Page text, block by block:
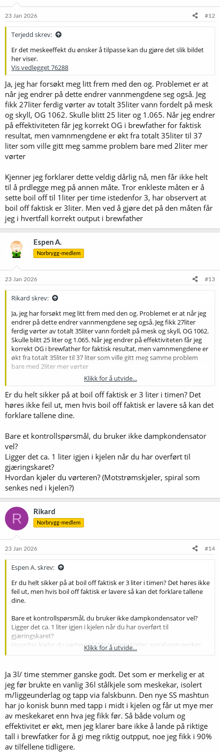
23 Jan 2026 #12
Terjedd skrev:
Er det meskeeffekt du ønsker å tilpasse kan du gjøre det slik bildet
her viser.
Vis vedlegget 76288
Ja, jeg har forsøkt meg litt frem med den og. Problemet er at
når jeg endrer på dette endrer vannmengdene seg også. Jeg
fikk 27liter ferdig vørter av totalt 35liter vann fordelt på mesk
og skyll, OG 1062. Skulle blitt 25 liter og 1.065. Når jeg endrer
på effektiviteten får jeg korrekt OG i brewfather for faktisk
resultat, men vamnmengdene er økt fra totalt 35liter til 37
liter som ville gitt meg samme problem bare med 2liter mer
vørter
Kjenner jeg forklarer dette veldig dårlig nå, men får ikke helt
til å prdlegge meg på annen måte. Tror enkleste måten er å
sette boil off til 1liter per time istedenfor 3, har observert at
boil off faktisk er 3liter. Men ved å gjøre det på den måten får
jeg i hvertfall korrekt output i brewfather
Espen A.
Norbrygg-medlem
23 Jan 2026 #13
Rikard skrev:
Ja, jeg har forsøkt meg litt frem med den og. Problemet er at når jeg
endrer på dette endrer vannmengdene seg også. Jeg fikk 27liter
ferdig vørter av totalt 35liter vann fordelt på mesk og skyll, OG 1062.
Skulle blitt 25 liter og 1.065. Når jeg endrer på effektiviteten får jeg
korrekt OG i brewfather for faktisk resultat, men vamnmengdene er
økt fra totalt 35liter til 37 liter som ville gitt meg samme problem
bare med 2liter mer vørter
Kjenner jeg forklarer dette veldig dårlig nå, men får ikke helt til å
prdlegge meg på annen måte. Tror enkleste måten er å sette boil off
til 1liter per time istedenfor 3, har observert at boil off faktisk er
3liter. Men ved å gjøre det på den måten får jeg i hvertfall korrekt
output i brewfather
Klikk for å utvide...
Er du helt sikker på at boil off faktisk er 3 liter i timen? Det
høres ikke feil ut, men hvis boil off faktisk er lavere så kan det
forklare tallene dine.
Bare et kontrollspørsmål, du bruker ikke dampkondensator
vel?
Ligger det ca. 1 liter igjen i kjelen når du har overført til
gjæringskaret?
Hvordan kjøler du vørteren? (Motstrømskjøler, spiral som
senkes ned i kjelen?)
R Rikard
Norbrygg-medlem
23 Jan 2026 #14
Espen A. skrev:
Er du helt sikker på at boil off faktisk er 3 liter i timen? Det høres ikke
feil ut, men hvis boil off faktisk er lavere så kan det forklare tallene
dine.
Bare et kontrollspørsmål, du bruker ikke dampkondensator vel?
Ligger det ca. 1 liter igjen i kjelen når du har overført til
gjæringskaret?
Hvordan kjøler du vørteren? (Motstrømskjøler, spiral som senkes
Klikk for å utvide...
Ja 3l/ time stemmer ganske godt. Det som er merkelig er at
jeg før brukte en vanlig 36l stålkjele som meskekar, isolert
m/liggeunderlag og tapp via falskbunn. Den nye SS mashtun
har jo konisk bunn med tapp i midt i kjelen og får ut mye mer
av meskekaret enn hva jeg fikk før. Så både volum og
effektivitet er økt, men jeg klarer bare ikke å lande på riktige
tall i brewfatker for å gi meg riktig outpput, noe jeg fikk i 90%
av tilfellene tidligere.